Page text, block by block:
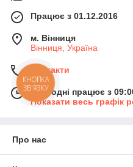
Працює з 01.12.2016
м. Вінниця
Вінниця, Україна
Контакти
Сьогодні працює з
Показати весь графік
Про нас
КНОПКА
ЗВ'ЯЗКУ